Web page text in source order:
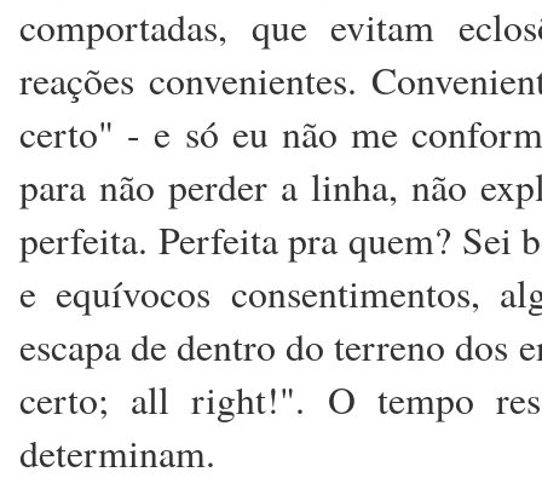
comportadas, que evitam
reações convenientes.
certo" - e só eu não me
para não perder a linha, não
perfeita. Perfeita pra quem? Sei
e equívocos consentimentos,
escapa de dentro do terreno dos
certo; all right!". O tempo
determinam.